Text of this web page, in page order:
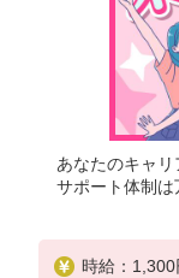
あなたのキャリ
サポート体制
時給：1,300